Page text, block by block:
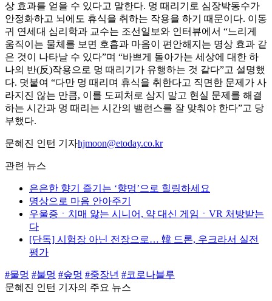
상 효과를 얻을 수 있다고 말한다. 멍 때리기로 심장박동수가
안정화하고 뇌에도 휴식을 취하는 작용을 하기 때문이다. 이동
귀 연세대 심리학과 교수는 조선일보와 인터뷰에서 “느리게
움직이는 물체를 보면 호흡과 마음이 편안해지는 명상 효과 같
은 것이 나타날 수 있다”며 “바쁘게 돌아가는 세상에 대한 하
나의 반(反)작용으로 멍 때리기가 유행하는 것 같다”고 설명했
다. 덧붙여 “다만 멍 때리며 휴식을 취한다고 직면한 문제가 사
라지진 않는 만큼, 이를 도피처로 삼지 말고 현실 문제를 해결
하는 시간과 멍 때리는 시간의 밸런스를 잘 맞춰야 한다”고 당
부했다.
문혜진 인턴 기자hjmoon@etoday.co.kr
관련 뉴스
은은한 향기 즐기는 ‘향멍’으로 힐링하세요
명상으로 마음 안아주기
우울증ㆍ치매 앓는 시니어, 약 대신 게임ㆍVR 처방받는
다
[단독] 시험장 아닌 전장으로… 韓 드론, 우크라서 실전
평가
#물멍 #불멍 #숲멍 #중장년 #코로나블루
문혜진 인턴 기자의 주요 뉴스